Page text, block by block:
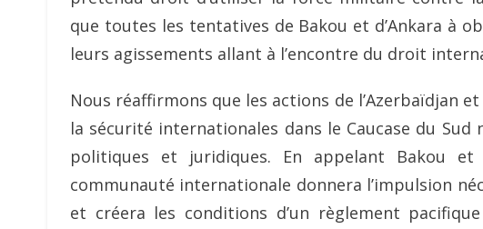
que toutes les tentatives de Bakou et d’Ankara à
leurs agissements allant à l’encontre du droit
Nous réaffirmons que les actions de l’Azerbaïdjan
la sécurité internationales dans le Caucase du Sud
politiques et juridiques. En appelant Bakou
communauté internationale donnera l’impulsion
et créera les conditions d’un règlement